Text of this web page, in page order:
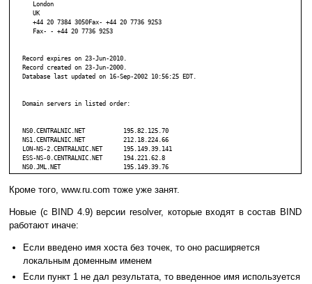
      London
      UK
      +44 20 7384 3050Fax- +44 20 7736 9253
      Fax- - +44 20 7736 9253
   Record expires on 23-Jun-2010.
   Record created on 23-Jun-2000.
   Database last updated on 16-Sep-2002 10:56:25 EDT.
   Domain servers in listed order:
   NS0.CENTRALNIC.NET           195.82.125.70
   NS1.CENTRALNIC.NET           212.18.224.66
   LON-NS-2.CENTRALNIC.NET      195.149.39.141
   ESS-NS-0.CENTRALNIC.NET      194.221.62.8
Кроме того, www.ru.com тоже уже занят.
Новые (с BIND 4.9) версии resolver, которые входят в состав BIND
работают иначе:
Если введено имя хоста без точек, то оно расширяется
локальным доменным именем
Если пункт 1 не дал результата, то введенное имя используется